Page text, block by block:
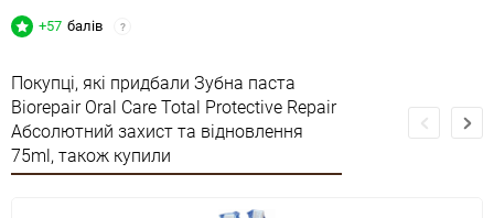
+57 балів ?
Покупці, які придбали Зубна паста
Biorepair Oral Care Total Protective Repair
Абсолютний захист та відновлення
75ml, також купили